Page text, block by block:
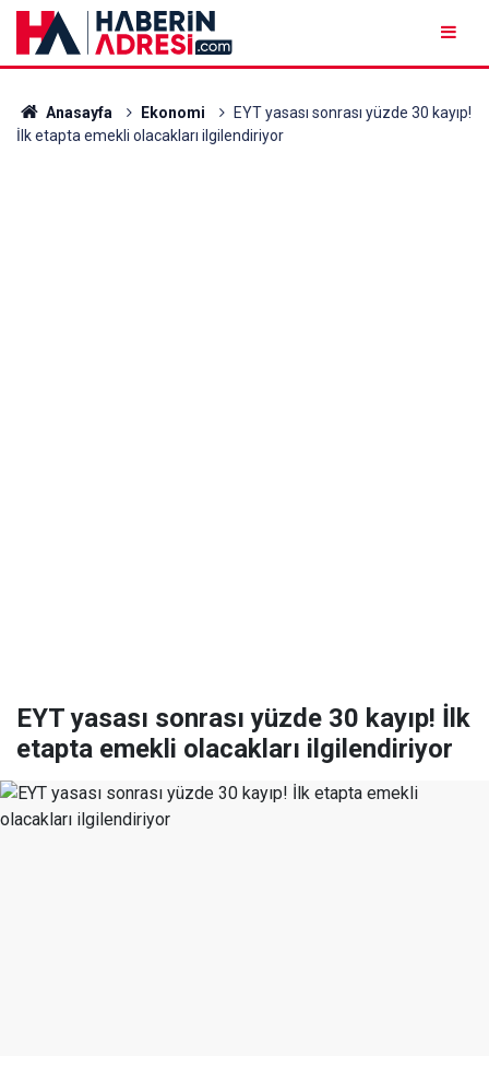
Anasayfa Ekonomi
EYT yasası sonrası yüzde 30 kayıp!
İlk etapta emekli olacakları ilgilendiriyor
EYT yasası sonrası yüzde 30 kayıp! İlk
etapta emekli olacakları ilgilendiriyor